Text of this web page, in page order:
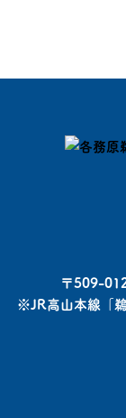
〒509-
※JR高山本線「